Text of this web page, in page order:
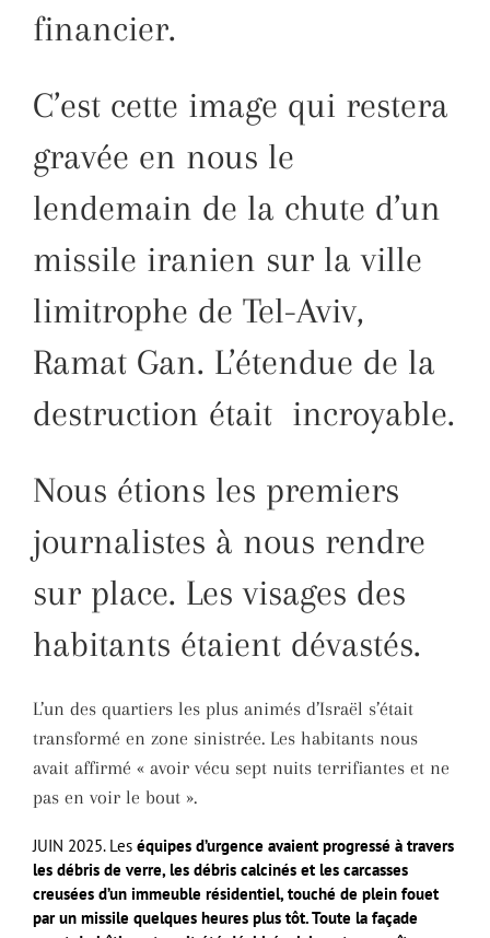
financier.
C’est cette image qui restera
gravée en nous le
lendemain de la chute d’un
missile iranien sur la ville
limitrophe de Tel-Aviv,
Ramat Gan. L’étendue de la
destruction était incroyable.
Nous étions les premiers
journalistes à nous rendre
sur place. Les visages des
habitants étaient dévastés.
L’un des quartiers les plus animés d’Israël s’était
transformé en zone sinistrée. Les habitants nous
avait affirmé « avoir vécu sept nuits terrifiantes et ne
pas en voir le bout ».
JUIN 2025. Les équipes d’urgence avaient progressé à travers
les débris de verre, les débris calcinés et les carcasses
creusées d’un immeuble résidentiel, touché de plein fouet
par un missile quelques heures plus tôt. Toute la façade